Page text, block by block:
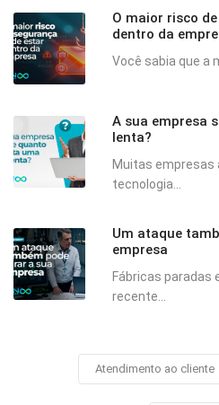
O maior risco
dentro da
Você sabia que a
A sua empresa
lenta?
Muitas empresas
tecnologia...
Um ataque
empresa
Fábricas paradas
recente...
Atendimento ao cliente